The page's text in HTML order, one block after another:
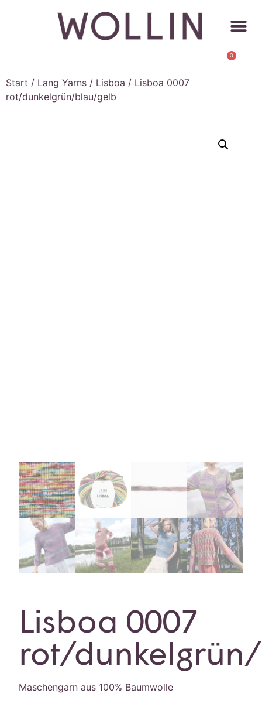
0
Start / Lang Yarns / Lisboa / Lisboa 0007
rot/dunkelgrün/blau/gelb
Lisboa 0007
rot/
Maschengarn aus 100% Baumwolle